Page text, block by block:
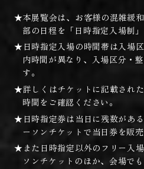
★本展覧会は、お客様の混雑緩
部の日程を「日時指定入場制
★日時指定入場の時間帯は入場
内時間が異なり、入場区分・
す。
★詳しくはチケットに記載され
時間をご確認ください。
★日時指定券は当日に残数があ
ーソンチケットで当日券を販売
★また日時指定以外のフリー入
ソンチケットのほか、会場で